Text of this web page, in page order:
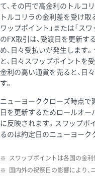
て、その円で高金利のトルコ
トルコリラの金利差を受け取
ワップポイント」または「ス
のFX取引は、受渡日を更新
め、日々受払いが発生します
と、日々スワップポイントを
金利の高い通貨を売ると、日
す。
ニューヨーククローズ時点で
日を更新するためロールオー
に反映されます。スワップポ
るのは約定日のニューヨーク
※ スワップポイントは各国の金利
※
国内外の祝祭日の影響により